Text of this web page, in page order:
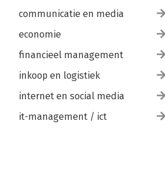
communicatie en media
economie
financieel management
inkoop en logistiek
internet en social media
it-management / ict